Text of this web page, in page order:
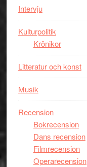
Intervju
Kulturpolitik
Krönikor
Litteratur och konst
Musik
Recension
Bokrecension
Dans recension
Filmrecension
Operarecension